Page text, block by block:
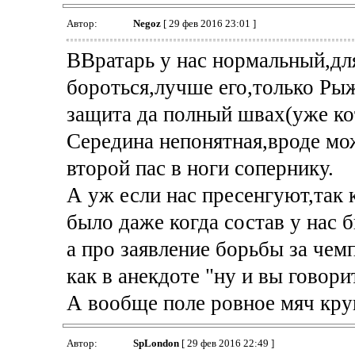
Автор: Negoz[ 29 фев 2016 23:01 ]
ВВратарь у нас
бороться,лучше его,только
защита да полный швах(уже
Середина непонятная,вроде
второй пас в ноги сопернику.
А уж если нас пресенгуют,так
было даже когда состав у нас
а про заявление борьбы за
как в анекдоте "ну и вы
А вообще поле ровное мяч
Автор: SpLondon[ 29 фев 2016 22:49 ]